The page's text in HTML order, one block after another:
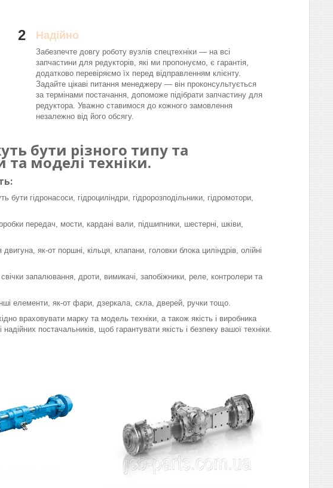
2 Надійно
Забезпечте довгу роботу вузлів спецтехніки — на всі
запчастини для редукторів, які ми пропонуємо, є гарантія,
додатково перевіряємо їх перед відправленням клієнту.
Задайте цікаві питання менеджеру — він проконсультується
за термінами постачання, допоможе підібрати запчастину для
редуктора. Уважно ставимося до кожного замовлення
незалежно від його обсягу.
бути різного типу та
моделі техніки.
бути гідронасоси, гідроциліндри, гідророзподільники, гідромотори,
передач, мости, кардані вали, підшипники, шестерні, шківи,
як-от поршні, кільця, клапани, головки блока циліндрів, олійні
запалювання, дроти, вимикачі, запобіжники, реле, контролери та
елементи, як-от фари, дзеркала, скла, дверей, ручки тощо.
враховувати марку та модель техніки, а також якість і виробника
постачальників, щоб гарантувати якість і безпеку вашої техніки.